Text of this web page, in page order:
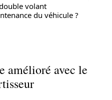
volant
du véhicule ?
amélioré avec le